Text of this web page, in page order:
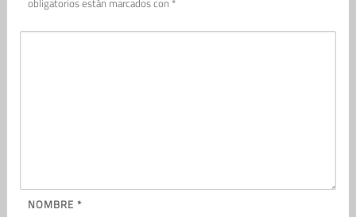
obligatorios están marcados con *
NOMBRE *